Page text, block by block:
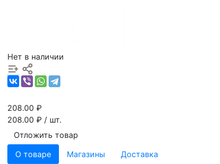
Нет в наличии
208.00 ₽
208.00 ₽ / шт.
Отложить товар
О товаре
Магазины Доставка